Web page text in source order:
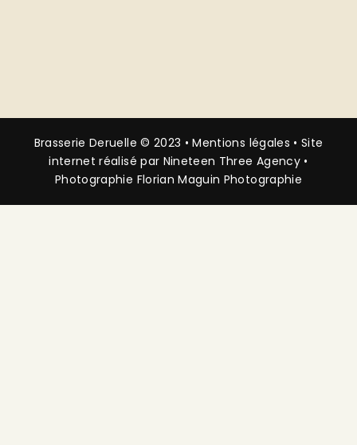
Brasserie Deruelle © 2023 •Mentions légales • Site
internet réalisé par Nineteen Three Agency •
Photographie Florian Maguin Photographie